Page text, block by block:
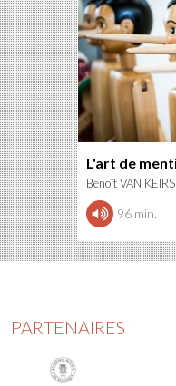
L'art de
Benoît VAN
96 min.
PARTENAIRES